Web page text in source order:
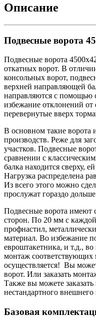
Описание
Подвесные ворота
Подвесные ворота
откатных ворот. В
консольных ворот,
верхней направляющей
направляются с помощью
избежание отклонений
перевернутые вверх
В основном такие ворота
производств. Реже для
участков. Подвесные
сравнении с
балка находится сверху,
Нагрузка распределена
Из всего этого можно
прослужат гораздо
Подвесные ворота имеют
сторон. По 20 мм с
профнастил,
материал. Во избежание
евроштакетника, и т.д.,
монтаж соответствующих
осуществляется! Вы
ворот. Или заказать
Также вы можете
нестандартного внешнего
Базовая